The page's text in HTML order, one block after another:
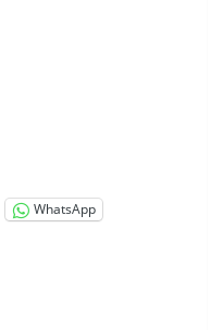
WhatsApp